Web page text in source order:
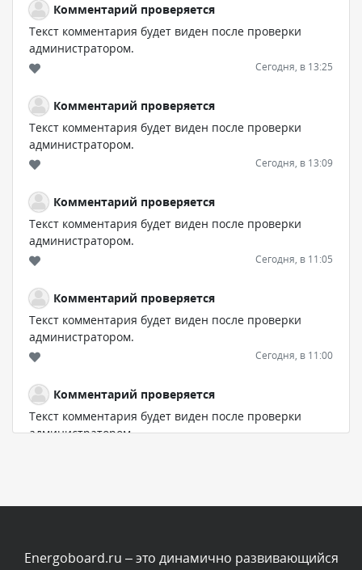
Комментарий проверяется
Текст комментария будет виден после проверки
администратором.
Сегодня, в 13:25
Комментарий проверяется
Текст комментария будет виден после проверки
администратором.
Сегодня, в 13:09
Комментарий проверяется
Текст комментария будет виден после проверки
администратором.
Сегодня, в 11:05
Комментарий проверяется
Текст комментария будет виден после проверки
администратором.
Сегодня, в 11:00
Комментарий проверяется
Текст комментария будет виден после проверки
администратором.
Energoboard.ru – это динамично развивающийся